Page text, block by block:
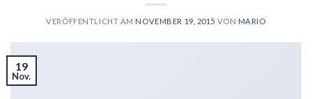
VERÖFFENTLICHT AM NOVEMBER 19, 2015 VON MARIO
19
Nov.